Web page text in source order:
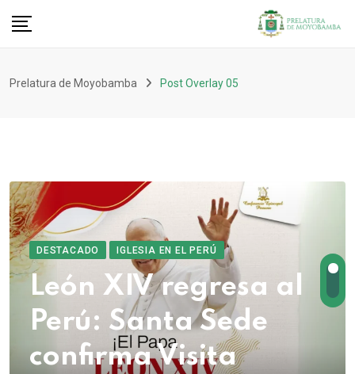
Prelatura de Moyobamba Post Overlay 05
DESTACADO IGLESIA EN EL PERÚ
León XIV regresa al
Perú: Santa Sede
confirma Visita